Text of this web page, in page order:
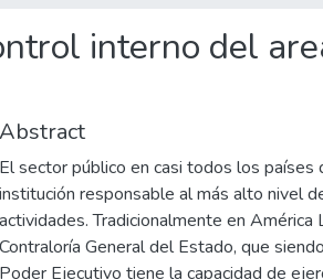
interno del
Abstract
El sector público en casi todos los países
institución responsable al más alto nivel
actividades. Tradicionalmente en
Contraloría General del Estado, que
Poder Ejecutivo tiene la capacidad de